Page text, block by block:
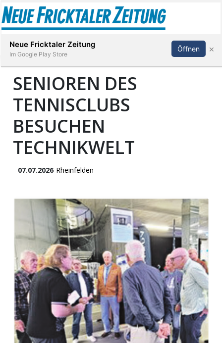
Stellen
Abonnieren Anmelden
SENIOREN DES
TENNISCLUBS
BESUCHEN
TECHNIKWELT
07.07.2026 Rheinfelden
Neue Fricktaler Zeitung
Im Google Play Store
Öffnen ×